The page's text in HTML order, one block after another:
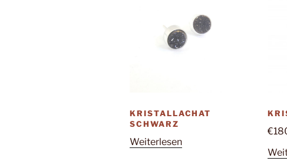
KRISTALLACHAT
SCHWARZ
Weiterlesen
€